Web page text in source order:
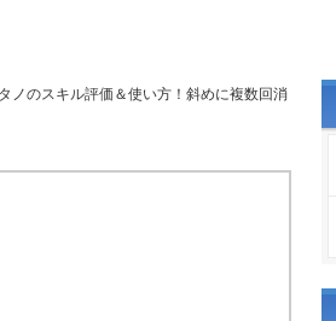
ノのスキル評価＆使い方！斜めに複数回消